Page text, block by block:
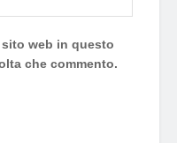
web in questo
che commento.